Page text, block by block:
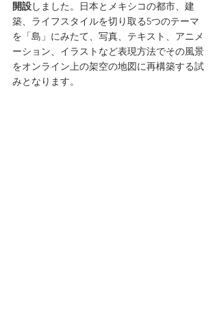
開設しました。日本とメキシコの都市、建
築、ライフスタイルを切り取る5つのテーマ
を「島」にみたて、写真、テキスト、アニメ
ーション、イラストなど表現方法でその風景
をオンライン上の架空の地図に再構築する試
みとなります。